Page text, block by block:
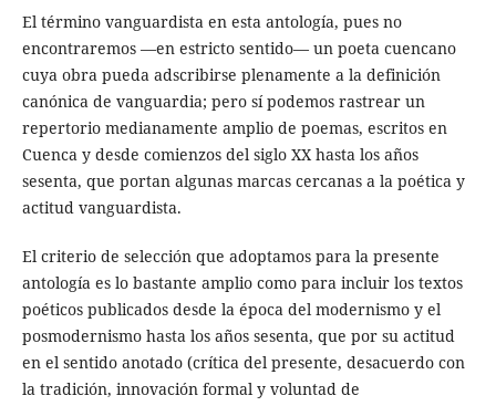
El término vanguardista en esta antología, pues no
encontraremos —en estricto sentido— un poeta cuencano
cuya obra pueda adscribirse plenamente a la definición
canónica de vanguardia; pero sí podemos rastrear un
repertorio medianamente amplio de poemas, escritos en
Cuenca y desde comienzos del siglo XX hasta los años
sesenta, que portan algunas marcas cercanas a la poética y
actitud vanguardista.
El criterio de selección que adoptamos para la presente
antología es lo bastante amplio como para incluir los textos
poéticos publicados desde la época del modernismo y el
posmodernismo hasta los años sesenta, que por su actitud
en el sentido anotado (crítica del presente, desacuerdo con
la tradición, innovación formal y voluntad de